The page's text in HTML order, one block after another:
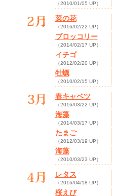
（2010/01/05 UP）
菜の花
（2016/02/22 UP）
ブロッコリー
（2014/02/17 UP）
イチゴ
（2012/02/20 UP）
牡蠣
（2010/02/15 UP）
春キャベツ
（2016/03/22 UP）
海藻
（2014/03/17 UP）
たまご
（2012/03/19 UP）
海藻
（2010/03/23 UP）
レタス
（2016/04/18 UP）
桜えび